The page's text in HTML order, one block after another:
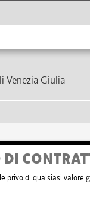
Venezia Giulia
DI
di qualsiasi valore